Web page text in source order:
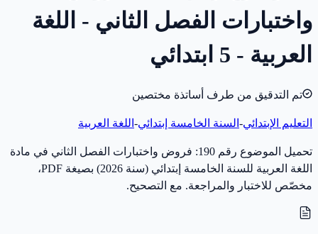
واختبارات الفصل الثاني - اللغة
العربية - 5 ابتدائي
تم التدقيق من طرف أساتذة مختصين
التعليم الإبتدائي- السنة الخامسة إبتدائي- اللغة العربية
تحميل الموضوع رقم 190: فروض واختبارات الفصل الثاني في مادة
اللغة العربية للسنة الخامسة إبتدائي (سنة 2026) بصيغة PDF،
مخصّص للاختبار والمراجعة. مع التصحيح.